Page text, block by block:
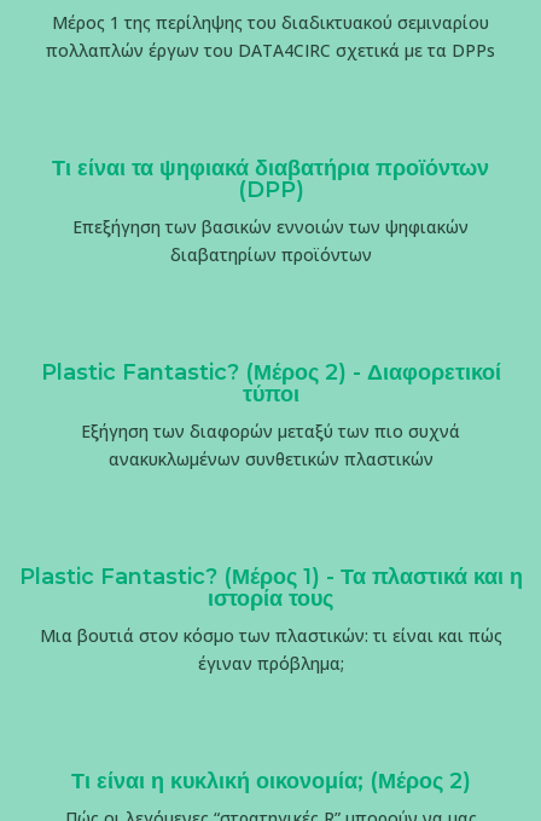
Μέρος 1 της περίληψης του διαδικτυακού σεμιναρίου
πολλαπλών έργων του DATA4CIRC σχετικά με τα DPPs
Τι είναι τα ψηφιακά διαβατήρια προϊόντων
(DPP)
Επεξήγηση των βασικών εννοιών των ψηφιακών
διαβατηρίων προϊόντων
Plastic Fantastic? (Μέρος 2) - Διαφορετικοί
τύποι
Εξήγηση των διαφορών μεταξύ των πιο συχνά
ανακυκλωμένων συνθετικών πλαστικών
Plastic Fantastic? (Μέρος 1) - Τα πλαστικά και η
ιστορία τους
Μια βουτιά στον κόσμο των πλαστικών: τι είναι και πώς
έγιναν πρόβλημα;
Τι είναι η κυκλική οικονομία; (Μέρος 2)